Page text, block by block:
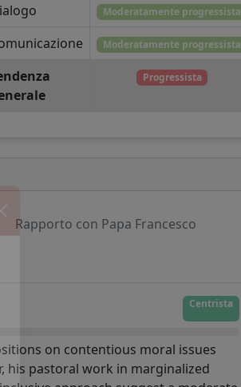
Moderatamente progressista
Moderatamente progressista
Progressista
Rapporto con Papa Francesco
Centrista
on contentious moral issues
his pastoral work in marginalized